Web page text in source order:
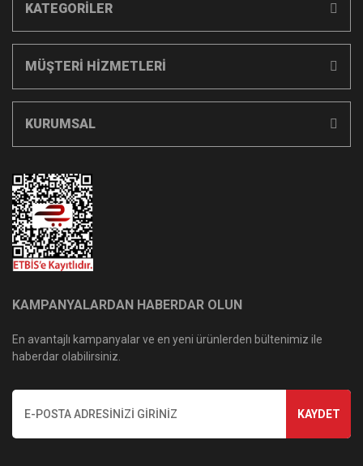
KATEGORİLER
MÜŞTERİ HİZMETLERİ
KURUMSAL
KAMPANYALARDAN HABERDAR OLUN
En avantajlı kampanyalar ve en yeni ürünlerden bültenimiz ile
haberdar olabilirsiniz.
KAYDET